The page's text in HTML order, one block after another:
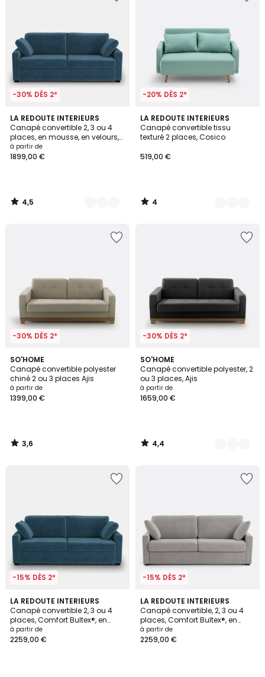
-30% DÈS 2*
LA REDOUTE INTERIEURS
Canapé convertible 2, 3 ou 4
places, en mousse, en velours,
TIMOR
à partir de
1899,00 €
4,5
/ 5
7
Couleurs
4,5
/
-20% DÈS 2*
LA REDOUTE INTERIEURS
Canapé convertible tissu
texturé 2 places, Cosico
519,00 €
4
/
5
2
Couleurs
4
/
-30% DÈS 2*
SO'HOME
Canapé convertible polyester
chiné 2 ou 3 places Ajis
à partir de
1399,00 €
3,6
/ 5
3,6
/
-30% DÈS 2*
SO'HOME
Canapé convertible polyester, 2
ou 3 places, Ajis
à partir de
1659,00 €
4,4
/ 5
3
Couleurs
4,4
/
-15% DÈS 2*
LA REDOUTE INTERIEURS
Canapé convertible 2, 3 ou 4
places, Comfort Bultex®, en
velours, TIMOR
à partir de
2259,00 €
3,8
/ 5
7
Couleurs
-15% DÈS 2*
LA REDOUTE INTERIEURS
Canapé convertible, 2, 3 ou 4
places, Comfort Bultex®, en
texturé chiné, TIMOR
à partir de
2259,00 €
4,5
/ 5
3
Couleurs